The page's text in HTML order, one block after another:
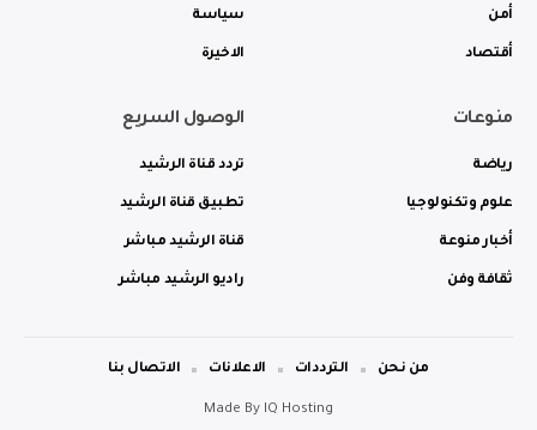
أمن
أقتصاد
سياسة
الاخيرة
منوعات
رياضة
علوم وتكنولوجيا
أخبار منوعة
ثقافة وفن
الوصول السريع
تردد قناة الرشيد
تطبيق قناة الرشيد
قناة الرشيد مباشر
راديو الرشيد مباشر
Made By IQ Hosting
من نحن الترددات الاعلانات الاتصال بنا